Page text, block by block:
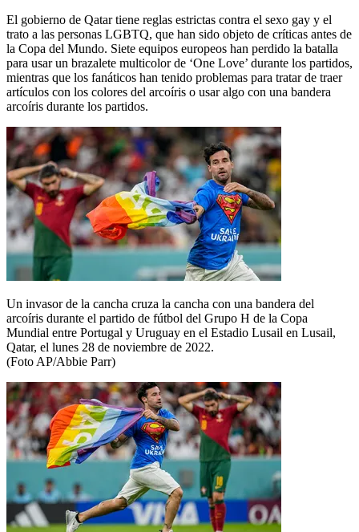
El gobierno de Qatar tiene reglas estrictas contra el sexo gay y el
trato a las personas LGBTQ, que han sido objeto de críticas antes de
la Copa del Mundo. Siete equipos europeos han perdido la batalla
para usar un brazalete multicolor de ‘One Love’ durante los partidos,
mientras que los fanáticos han tenido problemas para tratar de traer
artículos con los colores del arcoíris o usar algo con una bandera
arcoíris durante los partidos.
Un invasor de la cancha cruza la cancha con una bandera del
arcoíris durante el partido de fútbol del Grupo H de la Copa
Mundial entre Portugal y Uruguay en el Estadio Lusail en Lusail,
Qatar, el lunes 28 de noviembre de 2022.
(Foto AP/Abbie Parr)